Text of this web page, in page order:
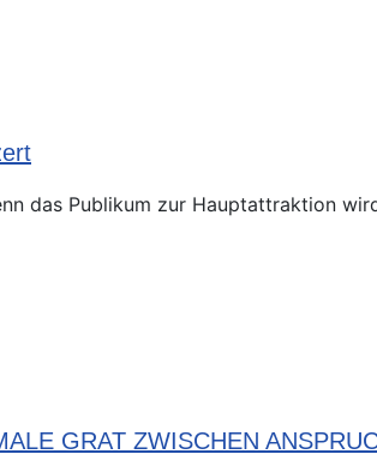
das Publikum zur Hauptattraktion
GRAT ZWISCHEN